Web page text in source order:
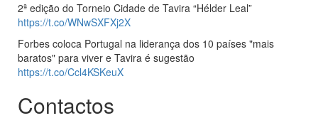
2ª edição do Torneio Cidade de Tavira “Hélder Leal”
https://t.co/WNwSXFXj2X
Forbes coloca Portugal na liderança dos 10 países "mais
baratos" para viver e Tavira é sugestão
https://t.co/Ccl4KSKeuX
Contactos